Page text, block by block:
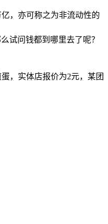
，亦可称之为非流动性的
试问钱都到哪里去了呢？
，实体店报价为2元，某团